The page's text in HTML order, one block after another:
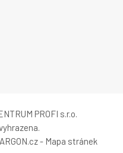
PROFI s.r.o.
- Mapa stránek